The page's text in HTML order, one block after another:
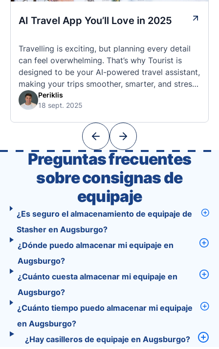
AI Travel App You’ll Love in 2025
Travelling is exciting, but planning every detail
can feel overwhelming. That’s why Tourist is
designed to be your AI-powered travel assistant,
making your trips smoother, smarter, and stress-
free. 🧭 What Makes the Tourist App Unique?
Unlike standard travel apps, Tourist combines
With Tourist, your trip planning becomes as
Periklis
18 sept. 2025
Preguntas frecuentes
sobre consignas de
equipaje
¿Es seguro el almacenamiento de equipaje de
Stasher en Augsburgo?
¿Dónde puedo almacenar mi equipaje en
Augsburgo?
¿Cuánto cuesta almacenar mi equipaje en
Augsburgo?
¿Cuánto tiempo puedo almacenar mi equipaje
en Augsburgo?
¿Hay casilleros de equipaje en Augsburgo?